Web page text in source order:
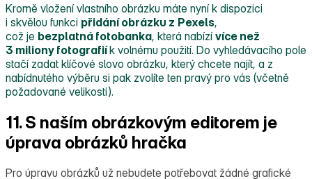
Kromě vložení vlastního obrázku máte nyní k dispozici
i skvělou funkci přidání obrázku z Pexels,
což je bezplatná fotobanka, která nabízívíce než
3 miliony fotografiík volnému použití. Do vyhledávacího pole
stačí zadat klíčové slovo obrázku, který chcete najít, a z
nabídnutého výběru si pak zvolíte ten pravý pro vás (včetně
požadované velikosti).
11. S naším obrázkovým editorem je
úprava obrázků hračka
Pro úpravu obrázků už nebudete potřebovat žádné grafické